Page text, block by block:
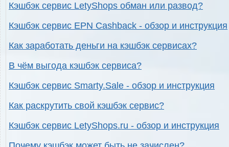
Кэшбэк сервис LetyShops обман или развод?
Кэшбэк сервис EPN Cashback - обзор и инструкция
Как заработать деньги на кэшбэк сервисах?
В чём выгода кэшбэк сервиса?
Кэшбэк сервис Smarty.Sale - обзор и инструкция
Как раскрутить свой кэшбэк сервис?
Кэшбэк сервис LetyShops.ru - обзор и инструкция